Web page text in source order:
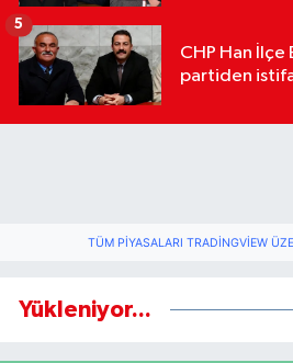
CHP Han İlçe
partiden
5
TÜM PIYASALARI TRADINGVIEW
Yükleniyor...